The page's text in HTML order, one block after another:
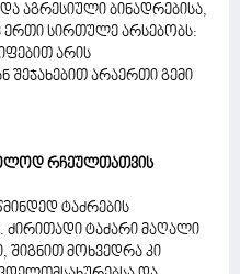
აგრესიული ბინადრებისა,
ერთი სირთულე არსებობს:
არის
არაერთი გემი
რჩეულთათვის
ტაძრების
ძირითადი ტაძარი მაღალი
შიგნით მოხვედრა კი